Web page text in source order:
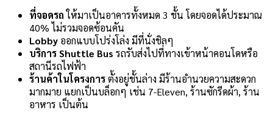
ที่จอดรถให้มาเป็นอาคารทั้งหมด 3 ชั้น โดยจอดได้ประมาณ
40% ไม่รวมจอดซ้อนคัน
Lobby ออกแบบโปร่งโล่ง มีที่นั่งชิลๆ
บริการ Shuttle Bus รถรับส่งไปที่ทางเข้าหน้าคอนโดหรือ
สถานีรถไฟฟ้า
ร้านค้าในโครงการตั้งอยู่ชั้นล่าง มีร้านอำนวยความสะดวก
มากมาย แยกเป็นบล็อกๆ เช่น 7-Eleven, ร้านซักรีดผ้า, ร้าน
อาหาร เป็นต้น